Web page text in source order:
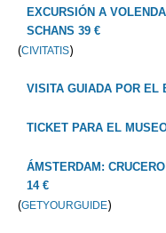
EXCURSIÓN A
SCHANS 39 €
(CIVITATIS)
VISITA GUIADA POR EL
TICKET PARA EL
ÁMSTERDAM:
14 €
(GETYOURGUIDE)